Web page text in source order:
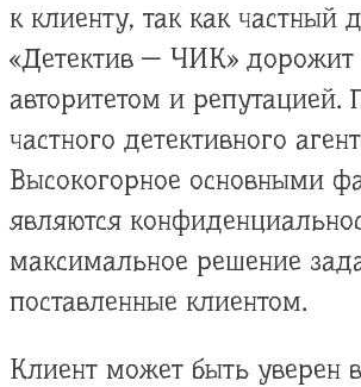
к клиенту, так как частный
«Детектив — ЧИК» дорожит
авторитетом и репутацией.
частного детективного
Высокогорное основными
являются
максимальное решение
поставленные клиентом.
Клиент может быть уверен